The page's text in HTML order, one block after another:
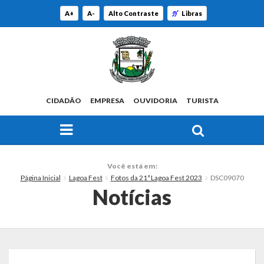
A+ A- Alto Contraste Libras
CIDADÃO EMPRESA OUVIDORIA TURISTA
Você está em:
Página Inicial
Lagoa Fest Fotos da 21ª Lagoa Fest 2023 DSC09070
Notícias